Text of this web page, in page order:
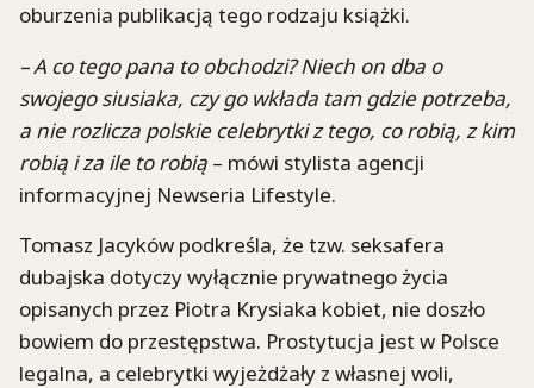
oburzenia publikacją tego rodzaju książki.
– A co tego pana to obchodzi? Niech on dba o
swojego siusiaka, czy go wkłada tam gdzie potrzeba,
a nie rozlicza polskie celebrytki z tego, co robią, z kim
robią i za ile to robią – mówi stylista agencji
informacyjnej Newseria Lifestyle.
Tomasz Jacyków podkreśla, że tzw. seksafera
dubajska dotyczy wyłącznie prywatnego życia
opisanych przez Piotra Krysiaka kobiet, nie doszło
bowiem do przestępstwa. Prostytucja jest w Polsce
legalna, a celebrytki wyjeżdżały z własnej woli,